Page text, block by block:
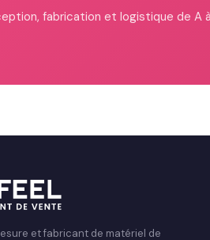
fabrication et logistique de A
et fabricant de matériel de